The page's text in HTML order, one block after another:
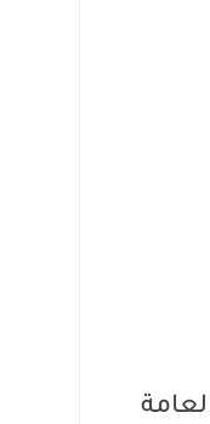
اليوم الجمعة 31 يوليو 2026 العامة